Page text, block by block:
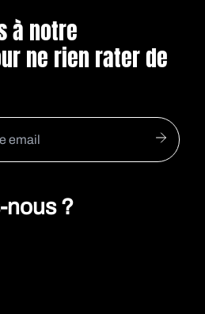
à notre
ne rien rater de
nous ?